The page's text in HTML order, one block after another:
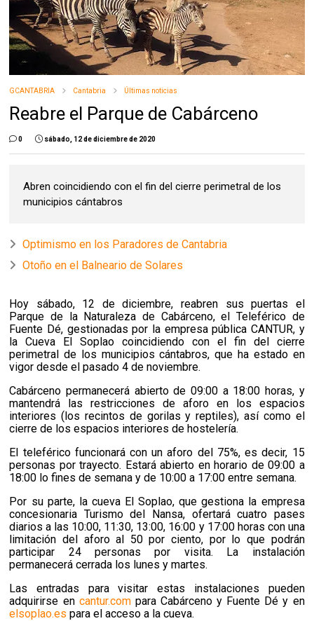
GCANTABRIA Cantabria Últimas noticias
Reabre el Parque de Cabárceno
0 sábado, 12 de diciembre de 2020
Abren coincidiendo con el fin del cierre perimetral de los
municipios cántabros
Optimismo en los Paradores de Cantabria
Otoño en el Balneario de Solares
Hoy sábado, 12 de diciembre, reabren sus puertas el
Parque de la Naturaleza de Cabárceno, el Teleférico de
Fuente Dé, gestionadas por la empresa pública CANTUR, y
la Cueva El Soplao coincidiendo con el fin del cierre
perimetral de los municipios cántabros, que ha estado en
vigor desde el pasado 4 de noviembre.
Cabárceno permanecerá abierto de 09:00 a 18:00 horas, y
mantendrá las restricciones de aforo en los espacios
interiores (los recintos de gorilas y reptiles), así como el
cierre de los espacios interiores de hostelería.
El teleférico funcionará con un aforo del 75%, es decir, 15
personas por trayecto. Estará abierto en horario de 09:00 a
18:00 lo fines de semana y de 10:00 a 17:00 entre semana.
Por su parte, la cueva El Soplao, que gestiona la empresa
concesionaria Turismo del Nansa, ofertará cuatro pases
diarios a las 10:00, 11:30, 13:00, 16:00 y 17:00 horas con una
limitación del aforo al 50 por ciento, por lo que podrán
participar 24 personas por visita. La instalación
permanecerá cerrada los lunes y martes.
Las entradas para visitar estas instalaciones pueden
adquirirse en cantur.compara Cabárceno y Fuente Dé y en
elsoplao.es para el acceso a la cueva.